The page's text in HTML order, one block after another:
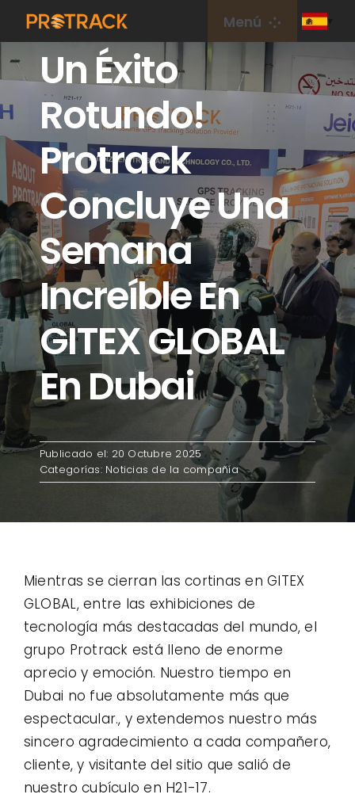
saltar
contenido
Menú
Hogar
Rastreador de GPS
Plataforma GPS
Tarjeta IoT
cobertura
Sobre nosotros
Contacto
Casos de uso
Un Éxito
Rotundo!
Protrack
Concluye Una
Semana
Increíble En
GITEX GLOBAL
En Dubai
Publicado el: 20 Octubre 2025
Categorías: Noticias de la compañía
Mientras se cierran las cortinas en GITEX
GLOBAL, entre las exhibiciones de
tecnología más destacadas del mundo, el
grupo Protrack está lleno de enorme
aprecio y emoción. Nuestro tiempo en
Dubai no fue absolutamente más que
espectacular., y extendemos nuestro más
sincero agradecimiento a cada compañero,
cliente, y visitante del sitio que salió de
nuestro cubículo en H21-17.